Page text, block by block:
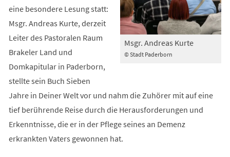
© Stadt Paderborn
Msgr. Andreas Kurte
eine besondere Lesung statt:
Msgr. Andreas Kurte, derzeit
Leiter des Pastoralen Raum
Brakeler Land und
Domkapitular in Paderborn,
stellte sein Buch Sieben
Jahre in Deiner Welt vor und nahm die Zuhörer mit auf eine
tief berührende Reise durch die Herausforderungen und
Erkenntnisse, die er in der Pflege seines an Demenz
erkrankten Vaters gewonnen hat.